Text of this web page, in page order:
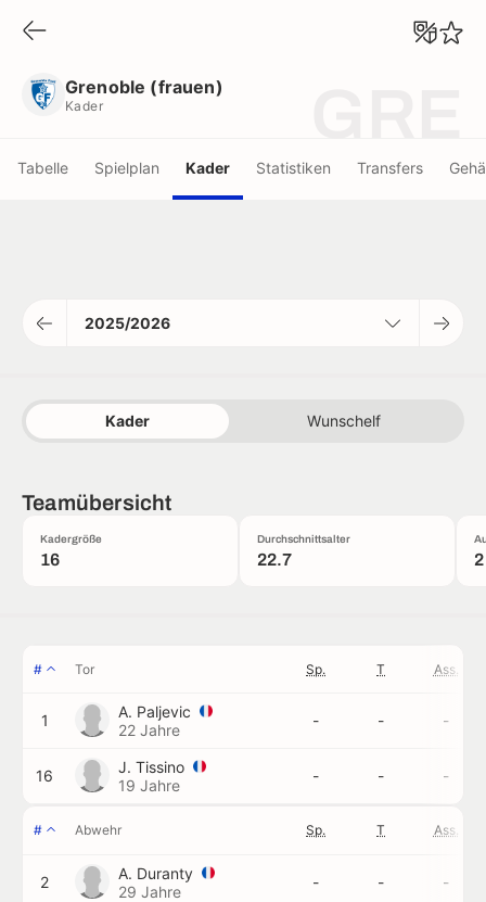
Grenoble (frauen)
Kader
Tabelle Spielplan Kader Statistiken Transfers
2025/2026
Kader Wunschelf
Teamübersicht
Kadergröße
16
Durchschnittsalter
22.7
# Tor Sp. T Ass.
1
A. Paljevic
22 Jahre
- - -
16
J. Tissino
19 Jahre
- - -
# Abwehr Sp. T Ass.
2
A. Duranty
29 Jahre
- - -